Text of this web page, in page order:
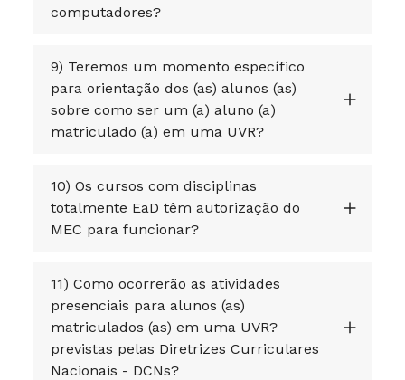
computadores?
9) Teremos um momento específico
para orientação dos (as) alunos (as)
sobre como ser um (a) aluno (a)
matriculado (a) em uma UVR?
10) Os cursos com disciplinas
totalmente EaD têm autorização do
MEC para funcionar?
11) Como ocorrerão as atividades
presenciais para alunos (as)
matriculados (as) em uma UVR?
previstas pelas Diretrizes Curriculares
Nacionais - DCNs?